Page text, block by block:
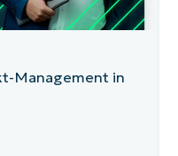
Management in